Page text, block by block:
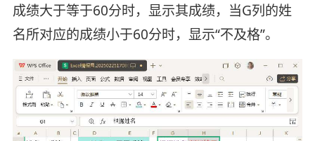
成绩大于等于60分时，显示其成绩，当G列的姓
名所对应的成绩小于60分时，显示“不及格”。